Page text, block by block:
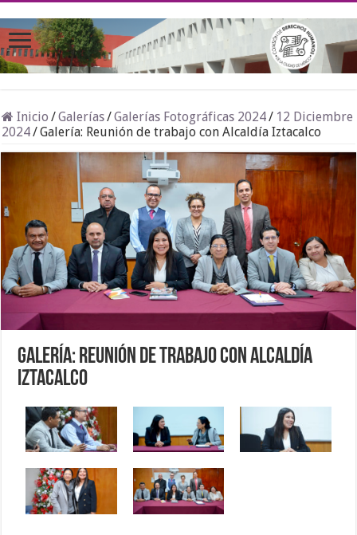
Inicio /Galerías/Galerías Fotográficas 2024/ 12 Diciembre
2024/Galería: Reunión de trabajo con Alcaldía Iztacalco
Galería: Reunión de trabajo con Alcaldía
Iztacalco